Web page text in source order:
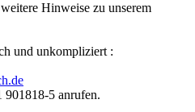
Hinweise zu unserem
und unkompliziert :
901818-5 anrufen.